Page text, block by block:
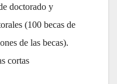
doctorado y
(100 becas de
de las becas).
cortas